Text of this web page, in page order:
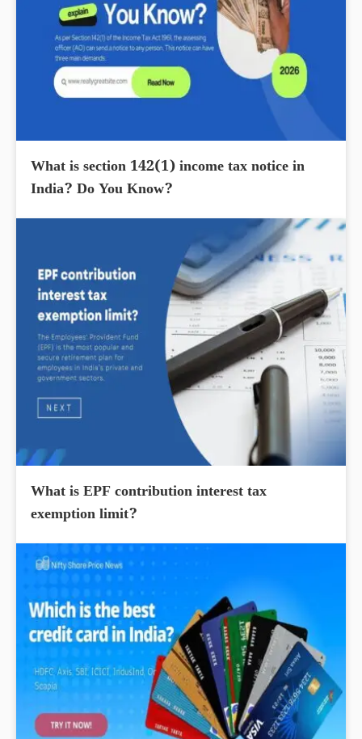
What is section 142(1) income tax notice in
India? Do You Know?
What is EPF contribution interest tax
exemption limit?